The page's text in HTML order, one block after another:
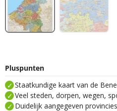
Pluspunten
Staatkundige kaart van de
Veel steden, dorpen, wegen,
Duidelijk aangegeven